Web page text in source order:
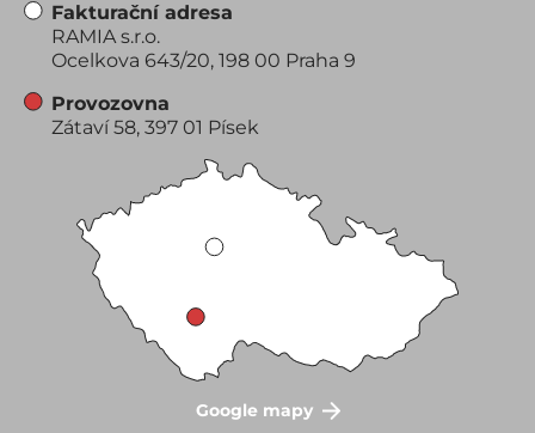
Fakturační adresa
RAMIA s.r.o.
Ocelkova 643/20, 198 00 Praha 9
Provozovna
Zátaví 58, 397 01 Písek
Google mapy